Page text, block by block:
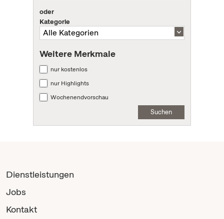
oder
Kategorie
Weitere Merkmale
nur kostenlos
nur Highlights
Wochenendvorschau
Suchen
Dienstleistungen
Jobs
Kontakt